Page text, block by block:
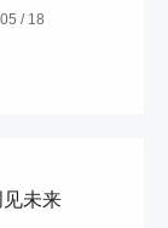
/ 18
未来